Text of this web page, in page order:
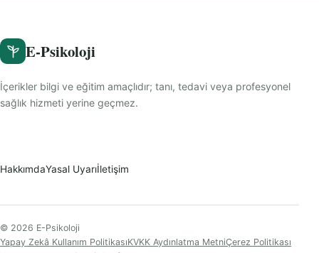
E-Psikoloji
İçerikler bilgi ve eğitim amaçlıdır; tanı, tedavi veya profesyonel
sağlık hizmeti yerine geçmez.
HakkımdaYasal Uyarıİletişim
© 2026 E-Psikoloji
Yapay Zekâ Kullanım PolitikasıKVKK Aydınlatma MetniÇerez Politikası